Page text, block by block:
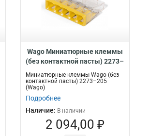
Wago Миниатюрные клеммы
(без контактной пасты) 2273–
205, 60939
Миниатюрные клеммы Wago (без
контактной пасты) 2273–205
(Wago)
Подробнее
Наличие: В наличии
2 094,00 ₽